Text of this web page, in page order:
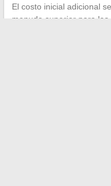
El costo inicial adicional
menudo superior para